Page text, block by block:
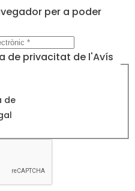
per a poder
de privacitat de l'Avís
de